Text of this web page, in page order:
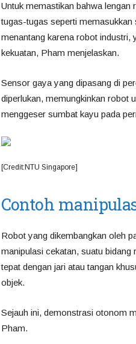
Untuk memastikan bahwa lengan
tugas-tugas seperti memasukkan
menantang karena robot industri,
kekuatan, Pham menjelaskan.
Sensor gaya yang dipasang di
diperlukan, memungkinkan robot
menggeser sumbat kayu pada
[Credit:NTU Singapore]
Contoh
Robot yang dikembangkan oleh
manipulasi cekatan, suatu
tepat dengan jari atau tangan
objek.
Sejauh ini, demonstrasi otonom
Pham.